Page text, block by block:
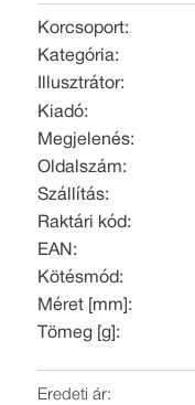
Korcsoport:
Kategória:
Illusztrátor:
Kiadó:
Megjelenés:
Oldalszám:
Szállítás:
Raktári kód:
EAN:
Kötésmód:
Méret [mm]:
Tömeg [g]:
Eredeti ár: